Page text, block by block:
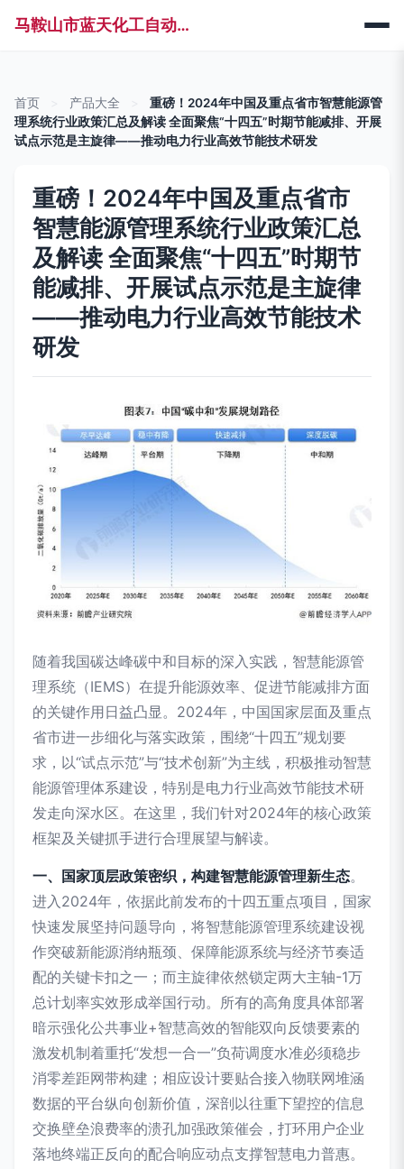
马鞍山市蓝天化工自动化科技有限公司
首页 产品大全
重磅！2024年中国及重点省市智慧能源管
理系统行业政策汇总及解读 全面聚焦“十四五”时期节能减排、开展
试点示范是主旋律——推动电力行业高效节能技术研发
重磅！2024年中国及重点省市
智慧能源管理系统行业政策汇总
及解读 全面聚焦“十四五”时期节
能减排、开展试点示范是主旋律
——推动电力行业高效节能技术
研发
随着我国碳达峰碳中和目标的深入实践，智慧能源管
理系统（IEMS）在提升能源效率、促进节能减排方面
的关键作用日益凸显。2024年，中国国家层面及重点
省市进一步细化与落实政策，围绕“十四五”规划要
求，以“试点示范”与“技术创新”为主线，积极推动智慧
能源管理体系建设，特别是电力行业高效节能技术研
发走向深水区。在这里，我们针对2024年的核心政策
框架及关键抓手进行合理展望与解读。
一、国家顶层政策密织，构建智慧能源管理新生态。
进入2024年，依据此前发布的十四五重点项目，国家
快速发展坚持问题导向，将智慧能源管理系统建设视
作突破新能源消纳瓶颈、保障能源系统与经济节奏适
配的关键卡扣之一；而主旋律依然锁定两大主轴-1万
总计划率实效形成举国行动。所有的高角度具体部署
暗示强化公共事业+智慧高效的智能双向反馈要素的
激发机制着重托“发想一合一”负荷调度水准必须稳步
消零差距网带构建；相应设计要贴合接入物联网堆涵
数据的平台纵向创新价值，深剖以往重下望控的信息
交换壁垒浪费率的溃孔加强政策催会，打环用户企业
落地终端正反向的配合响应动点支撑智慧电力普惠。